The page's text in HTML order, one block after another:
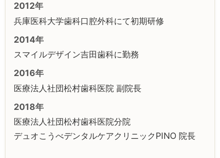
2012年
兵庫医科大学歯科口腔外科にて初期研修
2014年
スマイルデザイン吉田歯科に勤務
2016年
医療法人社団松村歯科医院 副院長
2018年
医療法人社団松村歯科医院分院
デュオこうべデンタルケアクリニックPINO 院長